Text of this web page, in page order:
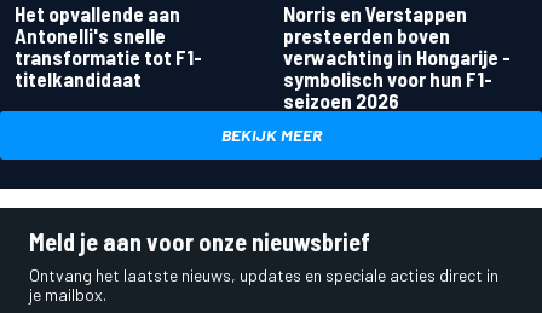
Het opvallende aan
Antonelli's snelle
transformatie tot F1-
titelkandidaat
Norris en Verstappen
presteerden boven
verwachting in Hongarije -
symbolisch voor hun F1-
seizoen 2026
BEKIJK MEER
Meld je aan voor onze nieuwsbrief
Ontvang het laatste nieuws, updates en speciale acties direct in
je mailbox.